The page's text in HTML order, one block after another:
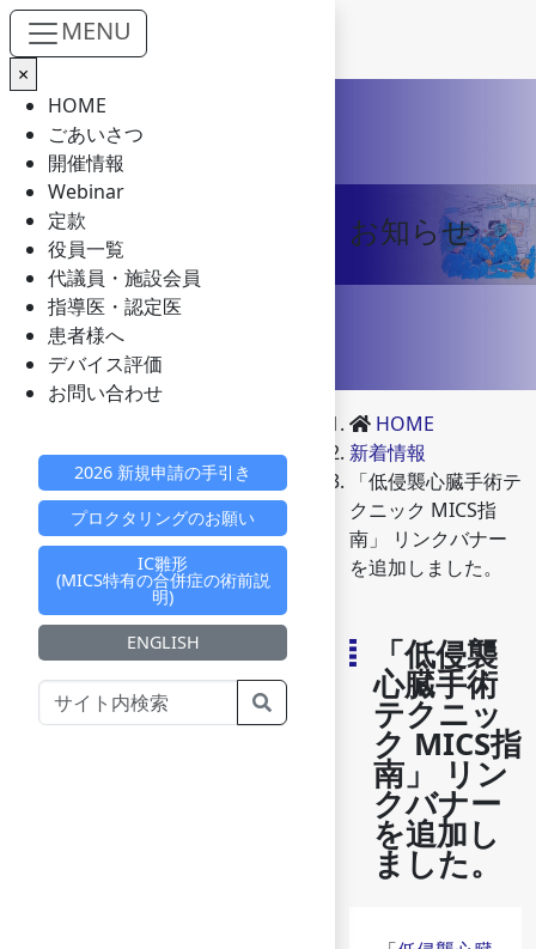
Skip to main content
MENU
×
HOME
ごあいさつ
開催情報
Webinar
定款
役員一覧
代議員・施設会員
指導医・認定医
患者様へ
デバイス評価
お問い合わせ
2026 新規申請の手引き
プロクタリングのお願い
IC雛形
(MICS特有の合併症の術前説
明)
ENGLISH
お知らせ
HOME
新着情報
「低侵襲心臓手術テ
クニック MICS指
南」 リンクバナー
を追加しました。
「低侵襲
心臓手術
テクニッ
ク MICS指
南」 リン
クバナー
を追加し
ました。